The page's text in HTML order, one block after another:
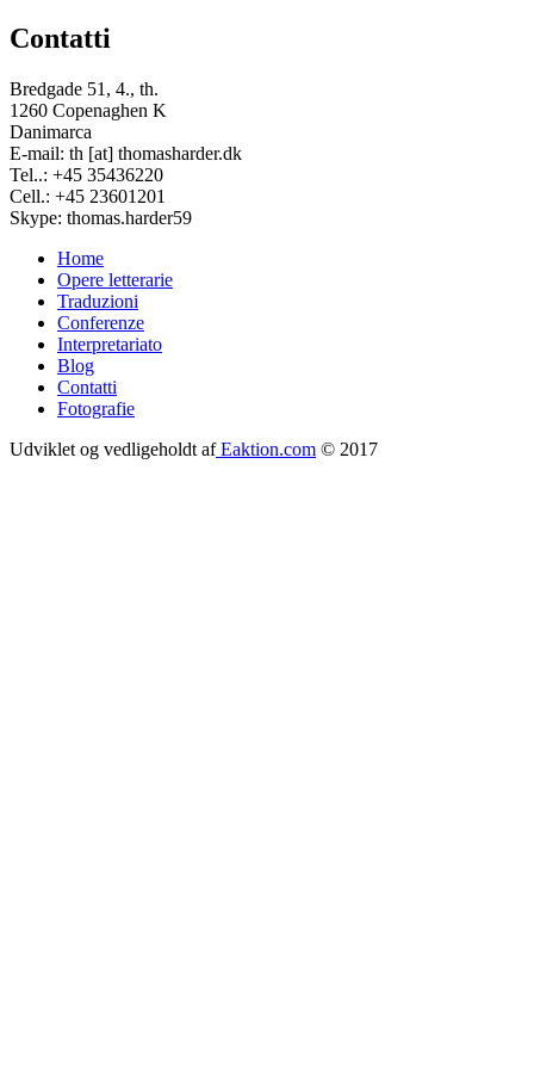
Contatti
Bredgade 51, 4., th.
1260 Copenaghen K
Danimarca
E-mail: th [at] thomasharder.dk
Tel..: +45 35436220
Cell.: +45 23601201
Skype: thomas.harder59
Footer
menu
Home
Opere letterarie
Traduzioni
Conferenze
Interpretariato
Blog
Contatti
Fotografie
Udviklet og vedligeholdt afEaktion.com © 2017